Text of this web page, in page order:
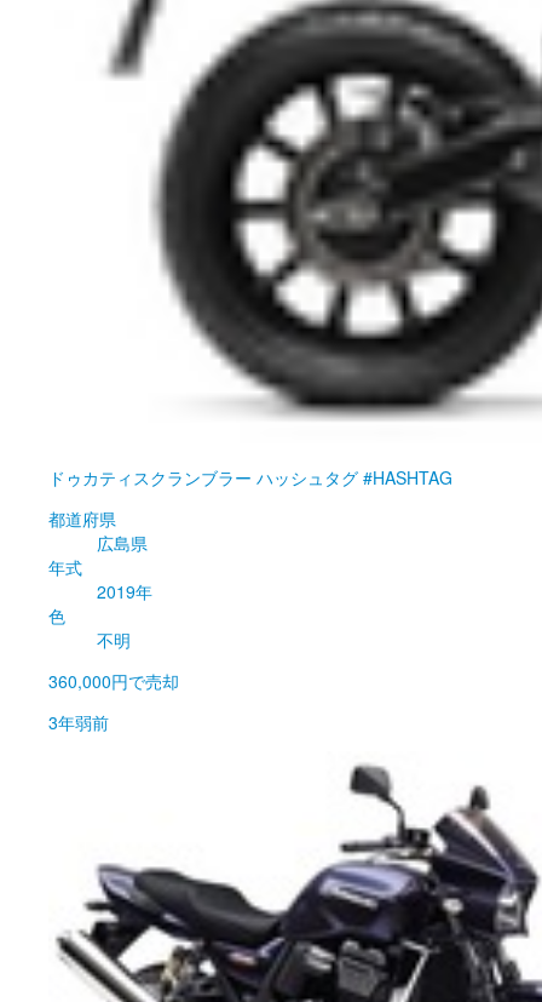
ドゥカティ スクランブラー ハッシュタグ #HASHTAG
都道府県
広島県
年式
2019年
色
不明
360,000円で売却
3年弱前